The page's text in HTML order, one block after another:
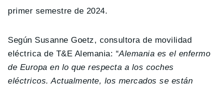
primer semestre de 2024.
Según Susanne Goetz, consultora de movilidad
eléctrica de T&E Alemania: “Alemania es el enfermo
de Europa en lo que respecta a los coches
eléctricos. Actualmente, los mercados se están